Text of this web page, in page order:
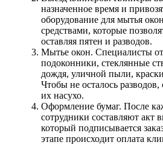
назначенное время и
оборудование для мытья
средствами, которые
оставляя пятен и разводов.
Мытье окон. Специалисты
подоконники, стеклянные
дождя, уличной пыли,
Чтобы не осталось
их насухо.
Оформление бумаг. После
сотрудники составляют акт
который подписывается
этапе происходит оплата